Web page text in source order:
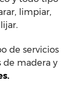
limpiar,
de servicios
de madera y